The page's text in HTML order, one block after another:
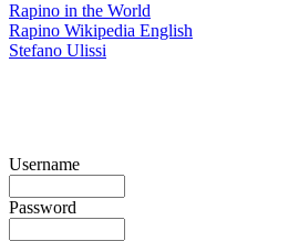
Rapino in the World
Rapino Wikipedia English
Stefano Ulissi
Username
Password